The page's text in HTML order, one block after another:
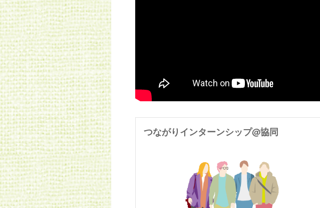
つながりインターンシップ@協同